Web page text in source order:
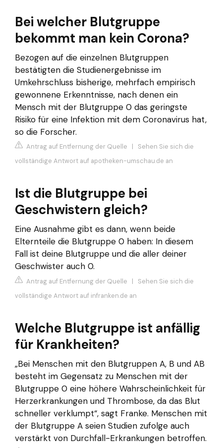
Bei welcher Blutgruppe
bekommt man kein Corona?
Bezogen auf die einzelnen Blutgruppen
bestätigten die Studienergebnisse im
Umkehrschluss bisherige, mehrfach empirisch
gewonnene Erkenntnisse, nach denen ein
Mensch mit der Blutgruppe 0 das geringste
Risiko für eine Infektion mit dem Coronavirus hat,
so die Forscher.
Antrag auf Entfernung der Quelle | Sehen Sie sich die
vollständige Antwort auf apotheken-umschau.de an
Ist die Blutgruppe bei
Geschwistern gleich?
Eine Ausnahme gibt es dann, wenn beide
Elternteile die Blutgruppe 0 haben: In diesem
Fall ist deine Blutgruppe und die aller deiner
Geschwister auch 0.
Antrag auf Entfernung der Quelle | Sehen Sie sich die
vollständige Antwort auf infranken.de an
Welche Blutgruppe ist anfällig
für Krankheiten?
„Bei Menschen mit den Blutgruppen A, B und AB
besteht im Gegensatz zu Menschen mit der
Blutgruppe 0 eine höhere Wahrscheinlichkeit für
Herzerkrankungen und Thrombose, da das Blut
schneller verklumpt“, sagt Franke. Menschen mit
der Blutgruppe A seien Studien zufolge auch
verstärkt von Durchfall-Erkrankungen betroffen.